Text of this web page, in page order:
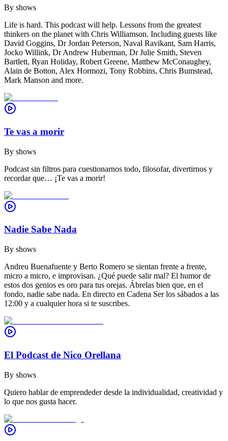
By shows
Life is hard. This podcast will help. Lessons from the greatest
thinkers on the planet with Chris Williamson. Including guests like
David Goggins, Dr Jordan Peterson, Naval Ravikant, Sam Harris,
Jocko Willink, Dr Andrew Huberman, Dr Julie Smith, Steven
Bartlett, Ryan Holiday, Robert Greene, Matthew McConaughey,
Alain de Botton, Alex Hormozi, Tony Robbins, Chris Bumstead,
Mark Manson and more.
Te vas a morir
By shows
Podcast sin filtros para cuestionarnos todo, filosofar, divertirnos y
recordar que… ¡Te vas a morir!
Nadie Sabe Nada
By shows
Andreu Buenafuente y Berto Romero se sientan frente a frente,
micro a micro, e improvisan. ¿Qué puede salir mal? El humor de
estos dos genios es oro para tus orejas. Ábrelas bien que, en el
fondo, nadie sabe nada. En directo en Cadena Ser los sábados a las
12:00 y a cualquier hora si te suscribes.
El Podcast de Nico Orellana
By shows
Quiero hablar de emprendeder desde la individualidad, creatividad y
lo que nos gusta hacer.